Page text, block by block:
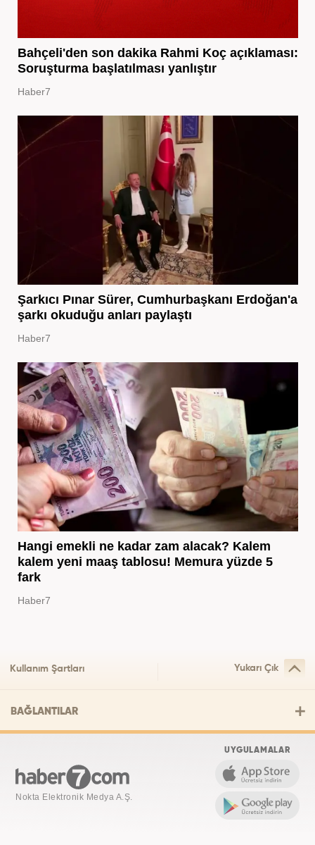
Bahçeli'den son dakika Rahmi Koç açıklaması:
Soruşturma başlatılması yanlıştır
Haber7
Şarkıcı Pınar Sürer, Cumhurbaşkanı Erdoğan'a
şarkı okuduğu anları paylaştı
Haber7
Hangi emekli ne kadar zam alacak? Kalem
kalem yeni maaş tablosu! Memura yüzde 5
fark
Haber7
Kullanım Şartları Yukarı Çık
BAĞLANTILAR
Nokta Elektronik Medya A.Ş.
UYGULAMALAR